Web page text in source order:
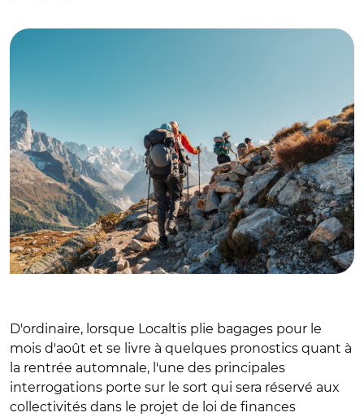
D'ordinaire, lorsque Localtis plie bagages pour le
mois d'août et se livre à quelques pronostics quant à
la rentrée automnale, l'une des principales
interrogations porte sur le sort qui sera réservé aux
collectivités dans le projet de loi de finances